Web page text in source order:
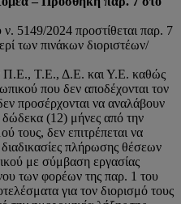
ν. 5149/2024 προστίθεται παρ. 7
των πινάκων διοριστέων/
Π.Ε., Τ.Ε., Δ.Ε. και Υ.Ε. καθώς
που δεν αποδέχονται τον
προσέρχονται να αναλάβουν
δώδεκα (12) μήνες από την
τους, δεν επιτρέπεται να
πλήρωσης θέσεων
με σύμβαση εργασίας
των φορέων της παρ. 1 του
για τον διορισμό τους